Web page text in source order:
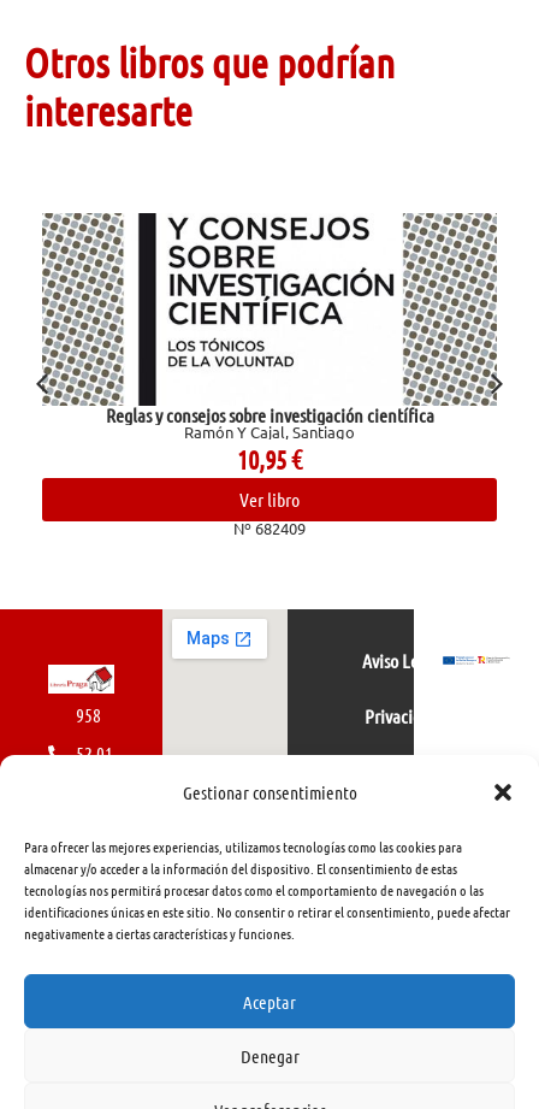
Gestionar consentimiento
Para ofrecer las mejores experiencias, utilizamos tecnologías como las cookies para
almacenar y/o acceder a la información del dispositivo. El consentimiento de estas
tecnologías nos permitirá procesar datos como el comportamiento de navegación o las
identificaciones únicas en este sitio. No consentir o retirar el consentimiento, puede afectar
negativamente a ciertas características y funciones.
Aceptar
Denegar
Otros libros que podrían
interesarte
Reglas y consejos sobre investigación científica
Ramón Y Cajal, Santiago
10,95€
Ver libro
Nº 682409
958
52 01
462
415
info@libreriapraga.com
Gracia,
Aviso Legal
Privacidad